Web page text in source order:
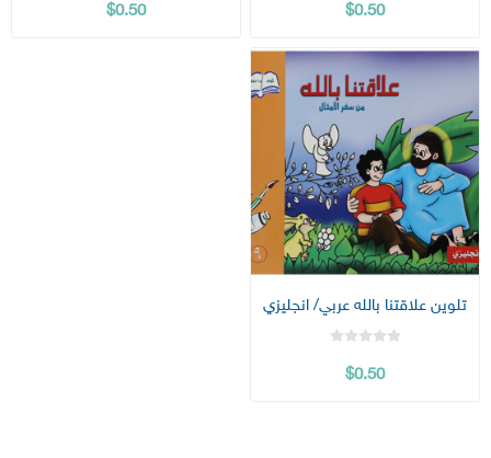
$0.50
$0.50
تلوين علاقتنا بالله عربي/ انجليزي
$0.50